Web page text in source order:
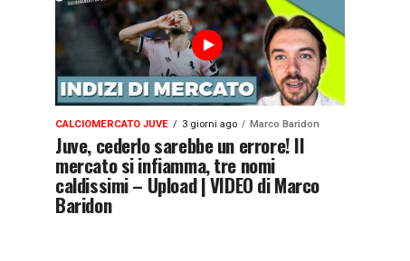
CALCIOMERCATO JUVE 3 giorni ago Marco Baridon
Juve, cederlo sarebbe un errore! Il
mercato si infiamma, tre nomi
caldissimi – Upload | VIDEO di Marco
Baridon